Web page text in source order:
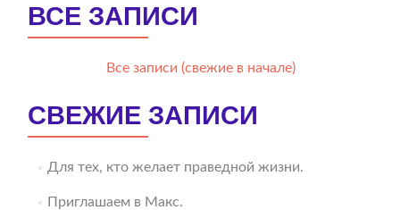
ВСЕ ЗАПИСИ
Все записи (свежие в начале)
СВЕЖИЕ ЗАПИСИ
Для тех, кто желает праведной жизни.
Приглашаем в Макс.